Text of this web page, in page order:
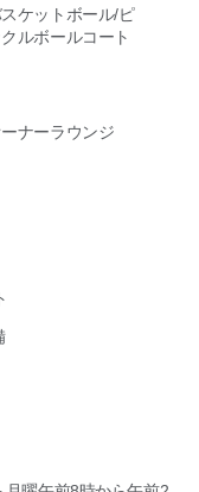
ケットボール/ピ
クルボールコート
ナーラウンジ